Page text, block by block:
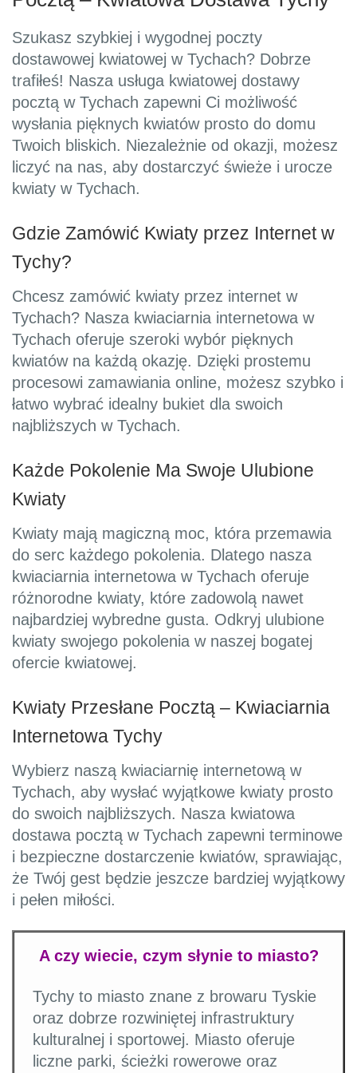
Szukasz szybkiej i wygodnej poczty
dostawowej kwiatowej w Tychach? Dobrze
trafiłeś! Nasza usługa kwiatowej dostawy
pocztą w Tychach zapewni Ci możliwość
wysłania pięknych kwiatów prosto do domu
Twoich bliskich. Niezależnie od okazji, możesz
liczyć na nas, aby dostarczyć świeże i urocze
kwiaty w Tychach.
Gdzie Zamówić Kwiaty przez Internet w
Tychy?
Chcesz zamówić kwiaty przez internet w
Tychach? Nasza kwiaciarnia internetowa w
Tychach oferuje szeroki wybór pięknych
kwiatów na każdą okazję. Dzięki prostemu
procesowi zamawiania online, możesz szybko i
łatwo wybrać idealny bukiet dla swoich
najbliższych w Tychach.
Każde Pokolenie Ma Swoje Ulubione
Kwiaty
Kwiaty mają magiczną moc, która przemawia
do serc każdego pokolenia. Dlatego nasza
kwiaciarnia internetowa w Tychach oferuje
różnorodne kwiaty, które zadowolą nawet
najbardziej wybredne gusta. Odkryj ulubione
kwiaty swojego pokolenia w naszej bogatej
ofercie kwiatowej.
Kwiaty Przesłane Pocztą – Kwiaciarnia
Internetowa Tychy
Wybierz naszą kwiaciarnię internetową w
Tychach, aby wysłać wyjątkowe kwiaty prosto
do swoich najbliższych. Nasza kwiatowa
dostawa pocztą w Tychach zapewni terminowe
i bezpieczne dostarczenie kwiatów, sprawiając,
że Twój gest będzie jeszcze bardziej wyjątkowy
i pełen miłości.
A czy wiecie, czym słynie to miasto?
Tychy to miasto znane z browaru Tyskie
oraz dobrze rozwiniętej infrastruktury
kulturalnej i sportowej. Miasto oferuje
liczne parki, ścieżki rowerowe oraz